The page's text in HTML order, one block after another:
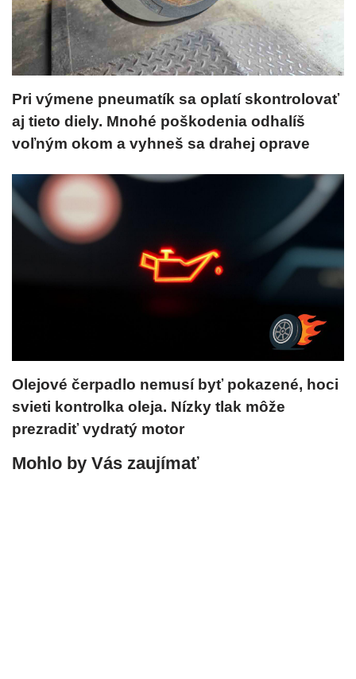
Pri výmene pneumatík sa oplatí skontrolovať
aj tieto diely. Mnohé poškodenia odhalíš
voľným okom a vyhneš sa drahej oprave
Olejové čerpadlo nemusí byť pokazené, hoci
svieti kontrolka oleja. Nízky tlak môže
prezradiť vydratý motor
Mohlo by Vás zaujímať